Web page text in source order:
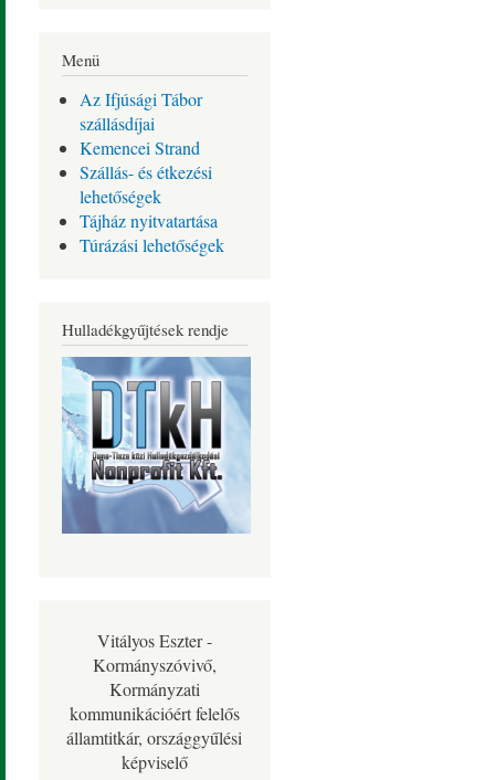
Menü
Az Ifjúsági Tábor
szállásdíjai
Kemencei Strand
Szállás- és étkezési
lehetőségek
Tájház nyitvatartása
Túrázási lehetőségek
Hulladékgyűjtések rendje
Vitályos Eszter -
Kormányszóvivő,
Kormányzati
kommunikációért felelős
államtitkár, országgyűlési
képviselő